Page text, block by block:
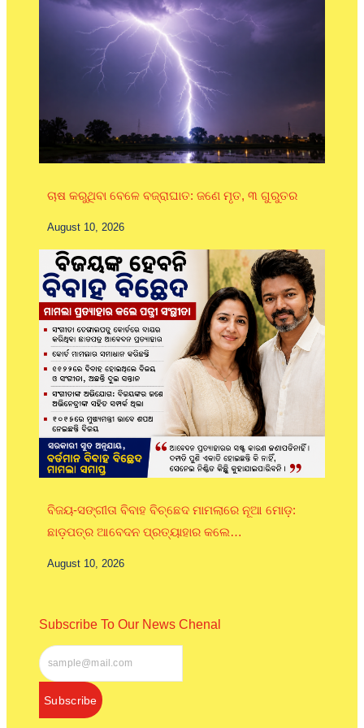
ଚାଷ କରୁଥିବା ବେଳେ ବଜ୍ରାଘାତ: ଜଣେ ମୃତ, ୩ ଗୁରୁତର
August 10, 2026
ବିଜୟ-ସଙ୍ଗୀତା ବିବାହ ବିଚ୍ଛେଦ ମାମଲାରେ ନୂଆ ମୋଡ଼:
ଛାଡ଼ପତ୍ର ଆବେଦନ ପ୍ରତ୍ୟାହାର କଲେ…
August 10, 2026
Subscribe To Our News Chenal
Subscribe